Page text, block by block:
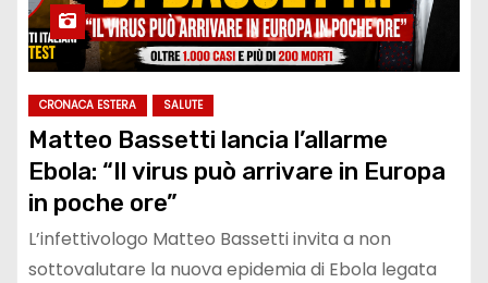
CRONACA ESTERA SALUTE
Matteo Bassetti lancia l’allarme
Ebola: “Il virus può arrivare in Europa
in poche ore”
L’infettivologo Matteo Bassetti invita a non
sottovalutare la nuova epidemia di Ebola legata